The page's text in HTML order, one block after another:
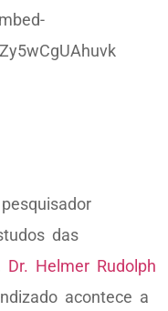
das
Dr. Helmer Rudolph
acontece a